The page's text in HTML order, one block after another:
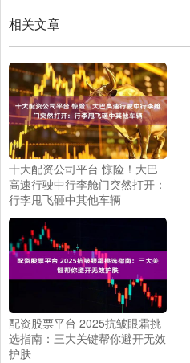
相关文章
十大配资公司平台 惊险！大巴
高速行驶中行李舱门突然打开：
行李甩飞砸中其他车辆
配资股票平台 2025抗皱眼霜挑
选指南：三大关键帮你避开无效
护肤